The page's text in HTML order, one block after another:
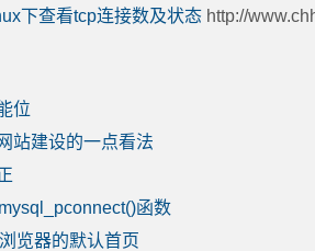
下查看tcp连接数及状态 http://
位
站建设的一点看法
函数
览器的默认首页